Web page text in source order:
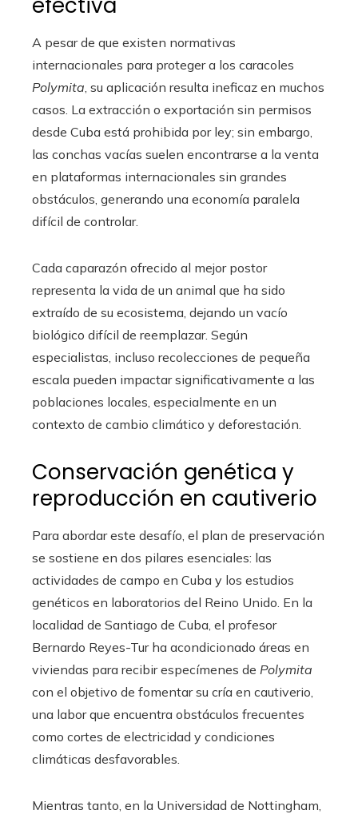
A pesar de que existen normativas
internacionales para proteger a los caracoles
Polymita, su aplicación resulta ineficaz en muchos
casos. La extracción o exportación sin permisos
desde Cuba está prohibida por ley; sin embargo,
las conchas vacías suelen encontrarse a la venta
en plataformas internacionales sin grandes
obstáculos, generando una economía paralela
difícil de controlar.
Cada caparazón ofrecido al mejor postor
representa la vida de un animal que ha sido
extraído de su ecosistema, dejando un vacío
biológico difícil de reemplazar. Según
especialistas, incluso recolecciones de pequeña
escala pueden impactar significativamente a las
poblaciones locales, especialmente en un
contexto de cambio climático y deforestación.
Conservación genética y
reproducción en cautiverio
Para abordar este desafío, el plan de preservación
se sostiene en dos pilares esenciales: las
actividades de campo en Cuba y los estudios
genéticos en laboratorios del Reino Unido. En la
localidad de Santiago de Cuba, el profesor
Bernardo Reyes-Tur ha acondicionado áreas en
viviendas para recibir especímenes de Polymita
con el objetivo de fomentar su cría en cautiverio,
una labor que encuentra obstáculos frecuentes
como cortes de electricidad y condiciones
climáticas desfavorables.
Mientras tanto, en la Universidad de Nottingham,